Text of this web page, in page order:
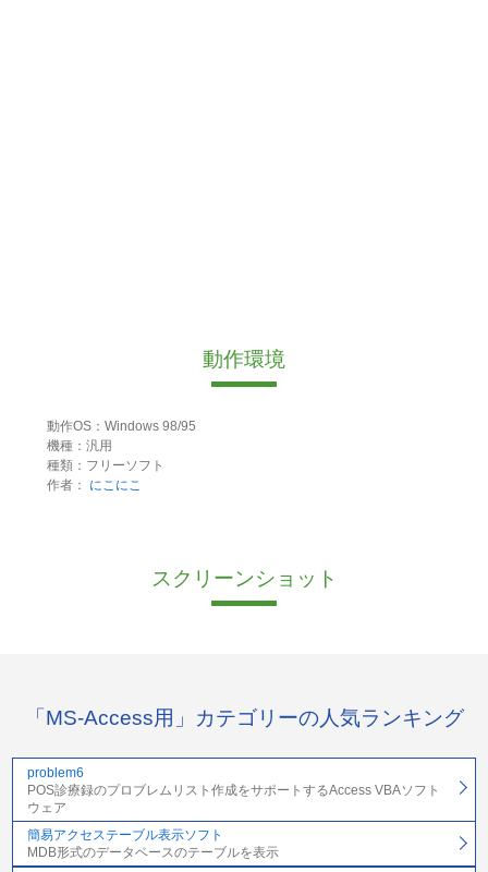
動作環境
動作OS：Windows 98/95
機種：汎用
種類：フリーソフト
作者：
にこにこ
スクリーンショット
「MS-Access用」カテゴリーの人気ランキング
problem6
POS診療録のプロブレムリスト作成をサポートするAccess VBAソフト
ウェア
簡易アクセステーブル表示ソフト
MDB形式のデータベースのテーブルを表示